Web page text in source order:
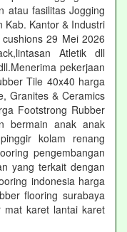
atau fasilitas Jogging
Kab. Kantor & Industri
29 Mei 2026
Atletik dll
pekerjaan
Tile 40x40 harga
Granites & Ceramics
Footstrong Rubber
bermain anak anak
kolam renang
pengembangan
yang terkait dengan
indonesia harga
flooring surabaya
mat karet lantai karet